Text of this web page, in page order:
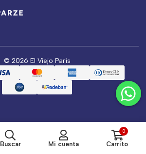
© 2026 El Viejo París
Buscar Mi cuenta
0
Carrito